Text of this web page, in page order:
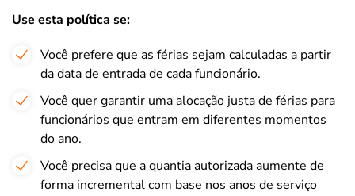
Use esta política se:
Você prefere que as férias sejam calculadas a partir
da data de entrada de cada funcionário.
Você quer garantir uma alocação justa de férias para
funcionários que entram em diferentes momentos
do ano.
Você precisa que a quantia autorizada aumente de
forma incremental com base nos anos de serviço